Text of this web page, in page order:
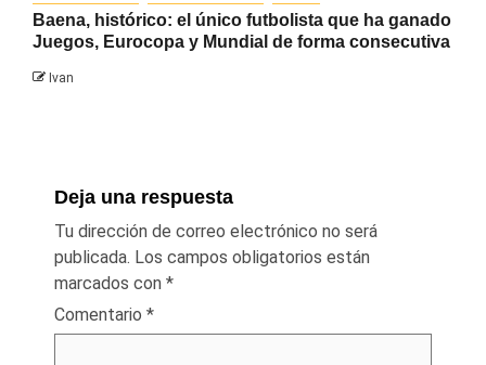
Baena, histórico: el único futbolista que ha ganado
Juegos, Eurocopa y Mundial de forma consecutiva
Ivan
Deja una respuesta
Tu dirección de correo electrónico no será
publicada. Los campos obligatorios están
marcados con *
Comentario *